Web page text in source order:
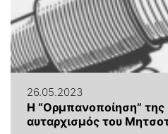
26.05.2023
Η “Ορμπανοποίηση”
αυταρχισμός του